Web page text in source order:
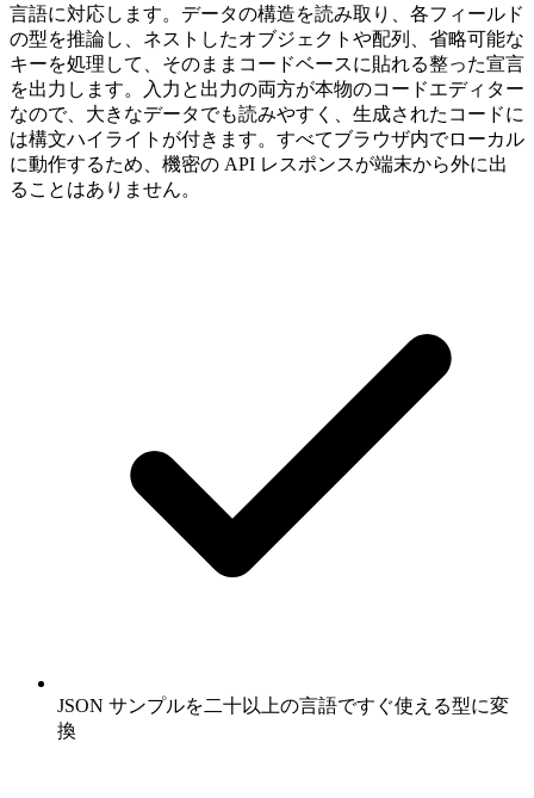
言語に対応します。データの構造を読み取り、各フィールド
の型を推論し、ネストしたオブジェクトや配列、省略可能な
キーを処理して、そのままコードベースに貼れる整った宣言
を出力します。入力と出力の両方が本物のコードエディター
なので、大きなデータでも読みやすく、生成されたコードに
は構文ハイライトが付きます。すべてブラウザ内でローカル
に動作するため、機密の API レスポンスが端末から外に出
ることはありません。
JSON サンプルを二十以上の言語ですぐ使える型に変
換